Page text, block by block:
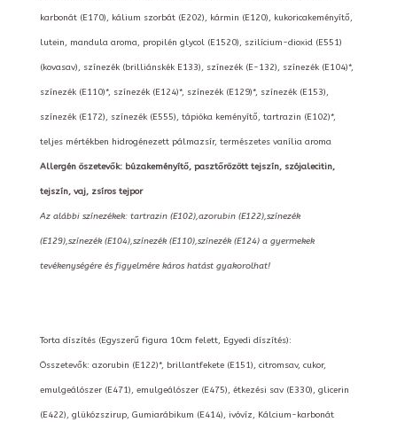
karbonát (E170), kálium szorbát (E202), kármin (E120), kukoricakeményítő,
lutein, mandula aroma, propilén glycol (E1520), szilícium-dioxid (E551)
(kovasav), színezék (brilliánskék E133), színezék (E-132), színezék (E104)*,
színezék (E110)*, színezék (E124)*, színezék (E129)*, színezék (E153),
színezék (E172), színezék (E555), tápióka keményítő, tartrazin (E102)*,
teljes mértékben hidrogénezett pálmazsír, természetes vanília aroma
Allergén öszetevők: búzakeményítő, pasztőrözött tejszín, szójalecitin,
tejszín, vaj, zsíros tejpor
Az alábbi színezékek: tartrazin (E102),azorubin (E122),színezék
(E129),színezék (E104),színezék (E110),színezék (E124) a gyermekek
tevékenységére és figyelmére káros hatást gyakorolhat!
Torta díszítés (Egyszerű figura 10cm felett, Egyedi díszítés):
Összetevők: azorubin (E122)*, brillantfekete (E151), citromsav, cukor,
emulgeálószer (E471), emulgeálószer (E475), étkezési sav (E330), glicerin
(E422), glükózszirup, Gumiarábikum (E414), ivóvíz, Kálcium-karbonát